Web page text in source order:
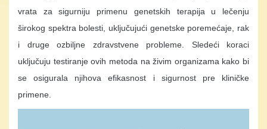
vrata za sigurniju primenu genetskih terapija u lečenju
širokog spektra bolesti, uključujući genetske poremećaje, rak
i druge ozbiljne zdravstvene probleme. Sledeći koraci
uključuju testiranje ovih metoda na živim organizama kako bi
se osigurala njihova efikasnost i sigurnost pre kliničke
primene.